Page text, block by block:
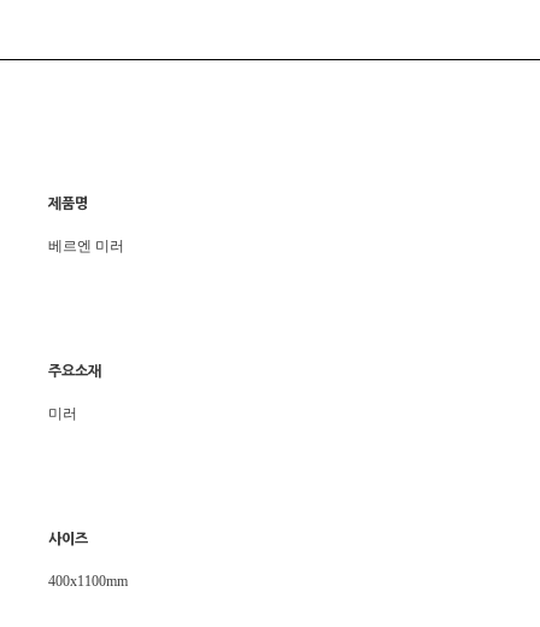
제품명
베르엔 미러
주요소재
미러
사이즈
400x1100mm